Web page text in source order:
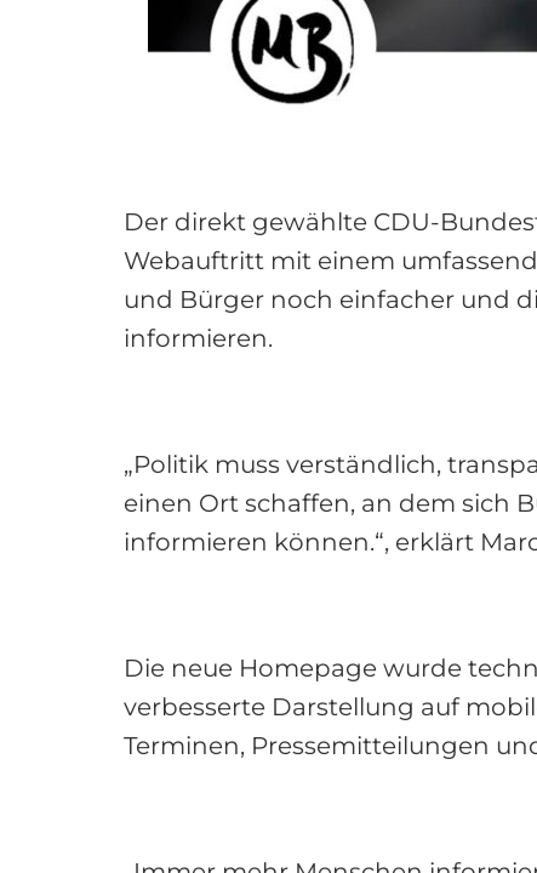
Der direkt gewählte CDU-
Webauftritt mit einem
und Bürger noch einfacher und
informieren.
„Politik muss verständlich,
einen Ort schaffen, an dem sich
informieren können.“, erklärt
Die neue Homepage wurde
verbesserte Darstellung auf
Terminen, Pressemitteilungen